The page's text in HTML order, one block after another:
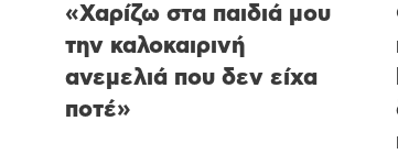
«Χαρίζω στα παιδιά μου
την καλοκαιρινή
ανεμελιά που δεν είχα
ποτέ»